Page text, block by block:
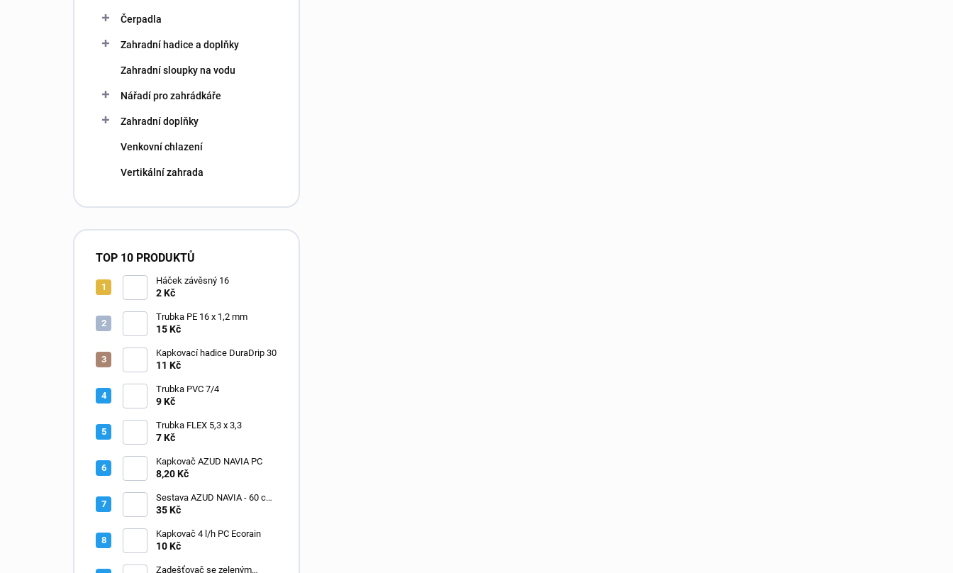
Čerpadla
Zahradní hadice a doplňky
Zahradní sloupky na vodu
Nářadí pro zahrádkáře
Zahradní doplňky
Venkovní chlazení
Vertikální zahrada
TOP 10 PRODUKTŮ
Háček závěsný 16
2 Kč
Trubka PE 16 x 1,2 mm
15 Kč
Kapkovací hadice DuraDrip 30
11 Kč
Trubka PVC 7/4
9 Kč
Trubka FLEX 5,3 x 3,3
7 Kč
Kapkovač AZUD NAVIA PC
8,20 Kč
Sestava AZUD NAVIA - 60 cm,
jehly zahnuté
35 Kč
Kapkovač 4 l/h PC Ecorain
10 Kč
Zadešťovač se zeleným